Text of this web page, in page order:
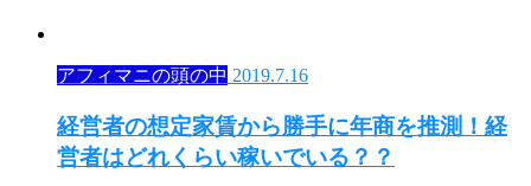
アフィマニの頭の中 2019.7.16
経営者の想定家賃から勝手に年商を推測！経
営者はどれくらい稼いでいる？？